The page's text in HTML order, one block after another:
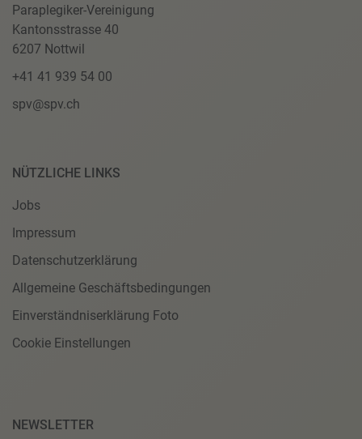
Paraplegiker-Vereinigung
Kantonsstrasse 40
6207 Nottwil
+41 41 939 54 00
spv@spv.ch
NÜTZLICHE LINKS
Jobs
Impressum
Datenschutzerklärung
Allgemeine Geschäftsbedingungen
Einverständniserklärung Foto
Cookie Einstellungen
NEWSLETTER